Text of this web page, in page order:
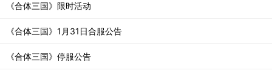
《合体三国》限时活动
《合体三国》1月31日合服公告
《合体三国》停服公告